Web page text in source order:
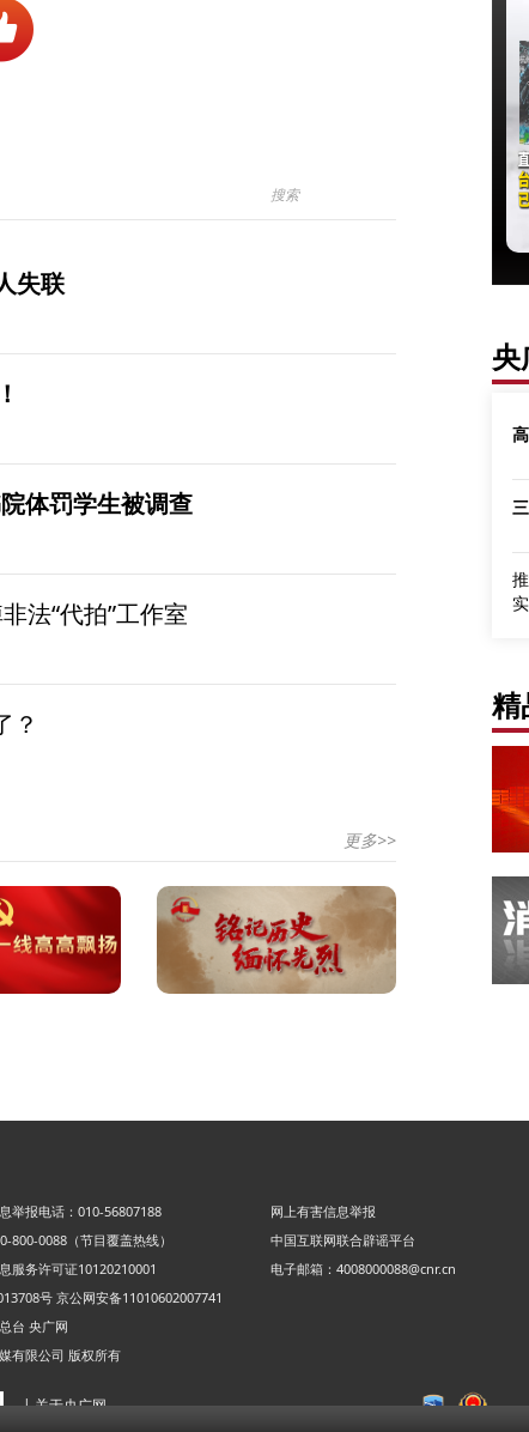
失联
体罚学生被调查
法“代拍”工作室
？
更多>>
央
精
举报电话：010-56807188
网上有害信息举报
800-0088（节目覆盖热线）
中国互联网联合辟谣平台
服务许可证10120210001
电子邮箱：4008000088@cnr.cn
号 京公网安备11010602007741
台 央广网
有限公司 版权所有
| 关于央广网